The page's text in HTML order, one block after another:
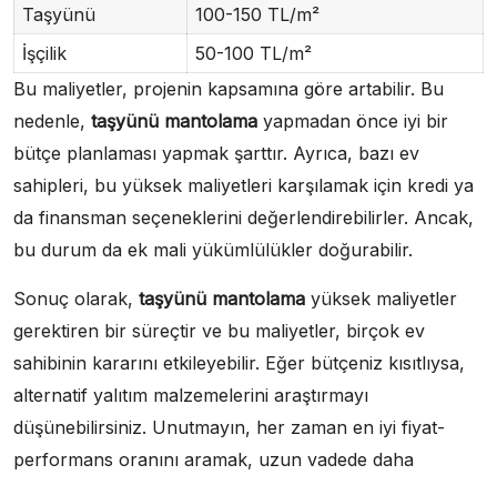
Taşyünü
100-150 TL/m²
İşçilik
50-100 TL/m²
Bu maliyetler, projenin kapsamına göre artabilir. Bu
nedenle, taşyünü mantolama yapmadan önce iyi bir
bütçe planlaması yapmak şarttır. Ayrıca, bazı ev
sahipleri, bu yüksek maliyetleri karşılamak için kredi ya
da finansman seçeneklerini değerlendirebilirler. Ancak,
bu durum da ek mali yükümlülükler doğurabilir.
Sonuç olarak, taşyünü mantolama yüksek maliyetler
gerektiren bir süreçtir ve bu maliyetler, birçok ev
sahibinin kararını etkileyebilir. Eğer bütçeniz kısıtlıysa,
alternatif yalıtım malzemelerini araştırmayı
düşünebilirsiniz. Unutmayın, her zaman en iyi fiyat-
performans oranını aramak, uzun vadede daha